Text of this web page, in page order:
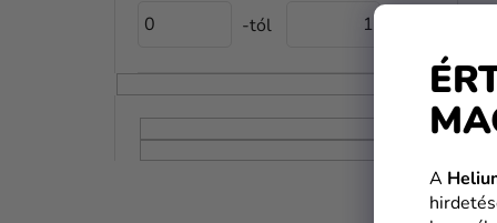
A
Ó
0 1